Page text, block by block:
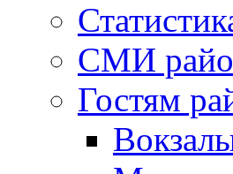
СМИ
Гостям